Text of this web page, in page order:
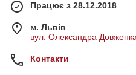
Працює з 28.12.2018
м. Львів
вул. Олександра
Контакти